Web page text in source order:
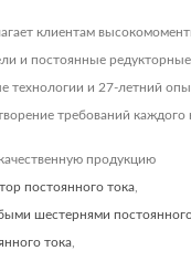
клиентам
и постоянные редукторные
технологии и 27-летний
требований каждого
продукцию
постоянного тока
шестернями
тока